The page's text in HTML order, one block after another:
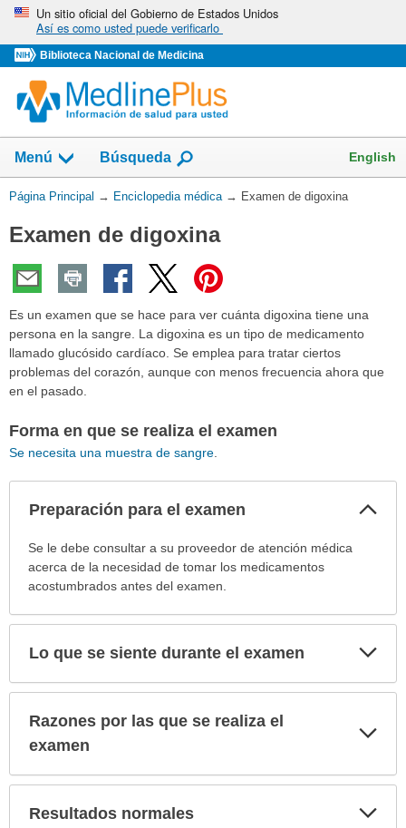
Omita
vaya
al
Contenido
Un sitio oficial del Gobierno de Estados Unidos
Así es como usted puede verificarlo
Biblioteca Nacional de Medicina
Menú Búsqueda English
Usted
aquí:
Página Principal → Enciclopedia médica → Examen de digoxina
Examen de digoxina
Es un examen que se hace para ver cuánta digoxina tiene una
persona en la sangre. La digoxina es un tipo de medicamento
llamado glucósido cardíaco. Se emplea para tratar ciertos
problemas del corazón, aunque con menos frecuencia ahora que
en el pasado.
Forma en que se realiza el examen
Se necesita una muestra de sangre.
Preparación para el examen
Preparación
para
ha
extendido.
Se le debe consultar a su proveedor de atención médica
acerca de la necesidad de tomar los medicamentos
acostumbrados antes del examen.
Lo que se siente durante el examen
Razones por las que se realiza el
examen
Resultados normales